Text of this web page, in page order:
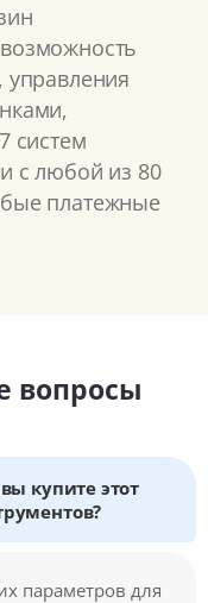
управления
систем
с любой из 80
платежные
вопросы
купите этот
параметров для